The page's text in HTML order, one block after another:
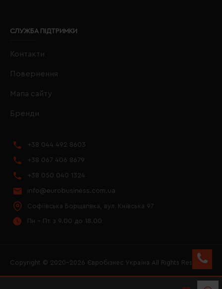
СЛУЖБА ПІДТРИМКИ
Контакти
Повернення
Мапа сайту
Бренди
+38 044 492 8603
+38 067 406 8679
+38 050 040 1324
info@eurobusiness.com.ua
Софіївська Борщагівка, вул. Київська 97
Пн - Пт з 9.00 до 18.00
Copyright © 2020–2026 Євробізнес Україна All Rights Reserved